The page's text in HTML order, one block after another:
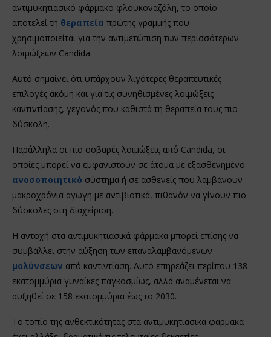
αντιμυκητιασικό φάρμακο φλουκοναζόλη, το οποίο
αποτελεί τη θεραπεία πρώτης γραμμής που
χρησιμοποιείται για την αντιμετώπιση των περισσότερων
λοιμώξεων Candida.
Αυτό σημαίνει ότι υπάρχουν λιγότερες θεραπευτικές
επιλογές ακόμη και για τις συνηθισμένες λοιμώξεις
καντιντίασης, γεγονός που καθιστά τη θεραπεία τους πιο
δύσκολη.
Παράλληλα οι πιο σοβαρές λοιμώξεις από Candida, οι
οποίες μπορεί να εμφανιστούν σε άτομα με εξασθενημένο
ανοσοποιητικό σύστημα ή σε ασθενείς που λαμβάνουν
μακροχρόνια αγωγή με αντιβιοτικά, πιθανόν να γίνουν πιο
δύσκολες στη διαχείριση.
Η αντοχή στα αντιμυκητιασικά φάρμακα μπορεί επίσης να
συμβάλλει στην αύξηση των επαναλαμβανόμενων
μολύνσεων από καντιντίαση. Αυτό επηρεάζει περίπου 138
εκατομμύρια γυναίκες παγκοσμίως, αλλά αναμένεται να
αυξηθεί σε 158 εκατομμύρια έως το 2030.
Το τοπίο της ανθεκτικότητας στα αντιμυκητιασικά φάρμακα